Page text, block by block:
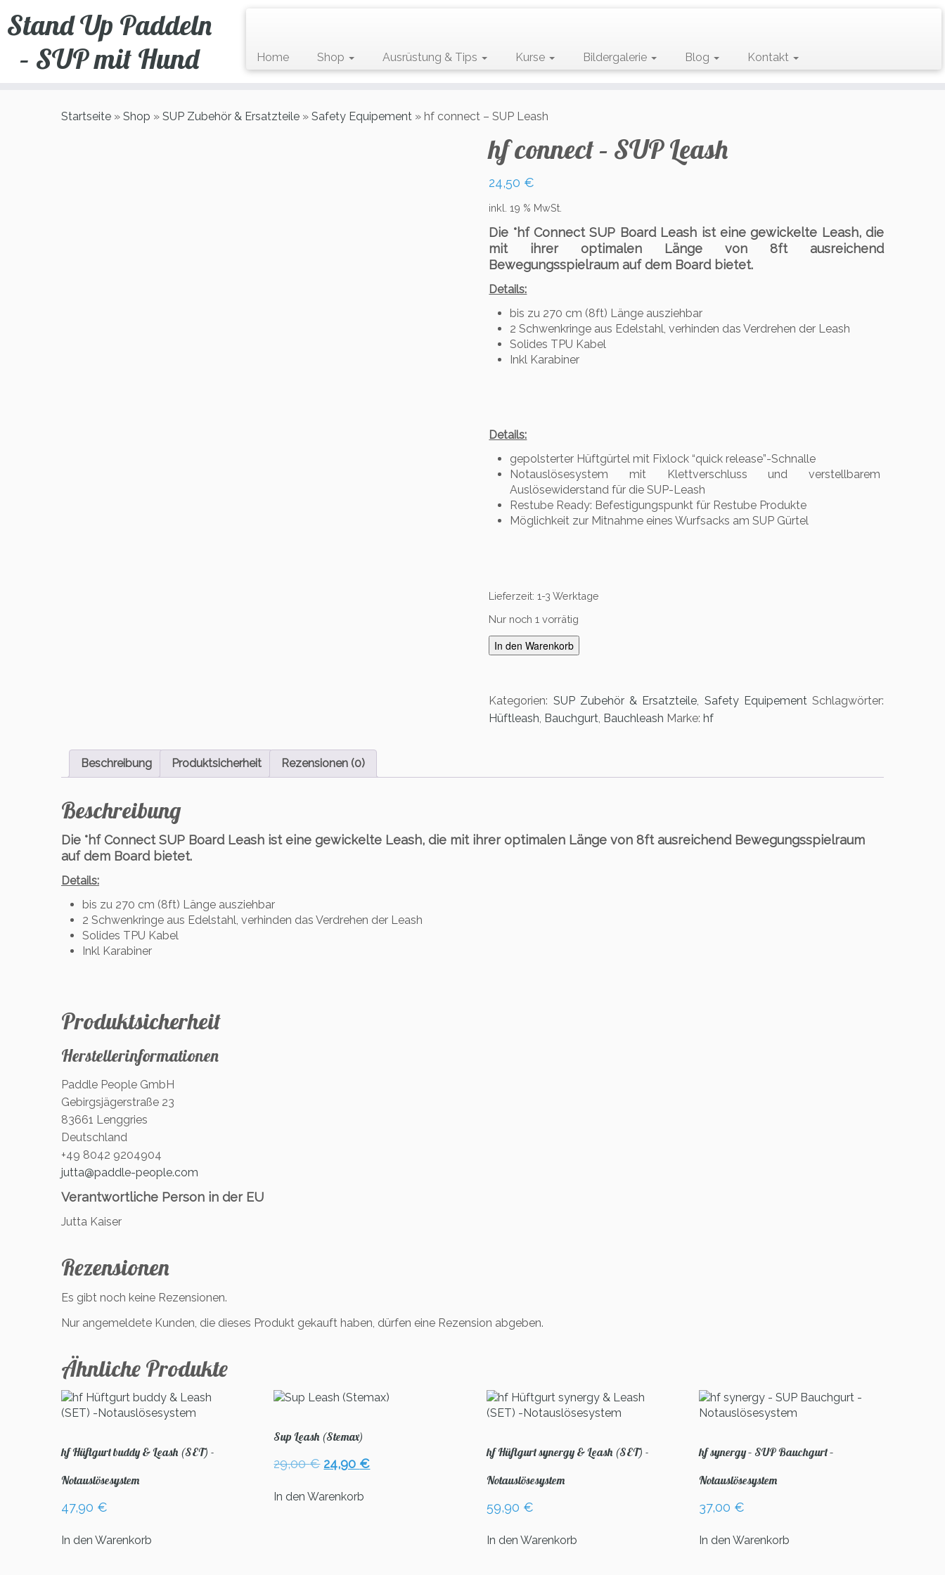
Inhalt
Stand Up Paddeln
– SUP mit Hund
Home Shop Ausrüstung & Tips Kurse Bildergalerie Blog Kontakt
Startseite » Shop » SUP Zubehör & Ersatzteile » Safety Equipement » hf connect – SUP Leash
hf connect – SUP Leash
24,50 €
inkl. 19 % MwSt.
Die °hf Connect SUP Board Leash ist eine gewickelte Leash, die
mit ihrer optimalen Länge von 8ft ausreichend
Bewegungsspielraum auf dem Board bietet.
Details:
bis zu 270 cm (8ft) Länge ausziehbar
2 Schwenkringe aus Edelstahl, verhinden das Verdrehen der Leash
Solides TPU Kabel
Inkl Karabiner
Details:
gepolsterter Hüftgürtel mit Fixlock “quick release”-Schnalle
Notauslösesystem mit Klettverschluss und verstellbarem
Auslösewiderstand für die SUP-Leash
Restube Ready: Befestigungspunkt für Restube Produkte
Möglichkeit zur Mitnahme eines Wurfsacks am SUP Gürtel
Lieferzeit:1-3 Werktage
Nur noch 1 vorrätig
f
n
n
L
In den Warenkorb
Kategorien: SUP Zubehör & Ersatzteile, Safety Equipement Schlagwörter:
Hüftleash, Bauchgurt, Bauchleash Marke:hf
Beschreibung Produktsicherheit Rezensionen (0)
Beschreibung
Die °hf Connect SUP Board Leash ist eine gewickelte Leash, die mit ihrer optimalen Länge von 8ft ausreichend Bewegungsspielraum
auf dem Board bietet.
Details:
bis zu 270 cm (8ft) Länge ausziehbar
2 Schwenkringe aus Edelstahl, verhinden das Verdrehen der Leash
Solides TPU Kabel
Inkl Karabiner
Produktsicherheit
Herstellerinformationen
Paddle People GmbH
Gebirgsjägerstraße 23
83661 Lenggries
Deutschland
+49 8042 9204904
jutta@paddle-people.com
Verantwortliche Person in der EU
Jutta Kaiser
Rezensionen
Es gibt noch keine Rezensionen.
Nur angemeldete Kunden, die dieses Produkt gekauft haben, dürfen eine Rezension abgeben.
Ähnliche Produkte
hf Hüftgurt buddy & Leash (SET) -
Notauslösesystem
47,90 €
In den Warenkorb
Sup Leash (Stemax)
29,00€ Ursprünglicher
war:
24,90 €Aktueller
In den Warenkorb
hf Hüftgurt synergy & Leash (SET) -
Notauslösesystem
59,90 €
In den Warenkorb
hf synergy – SUP Bauchgurt –
Notauslösesystem
37,00 €
In den Warenkorb